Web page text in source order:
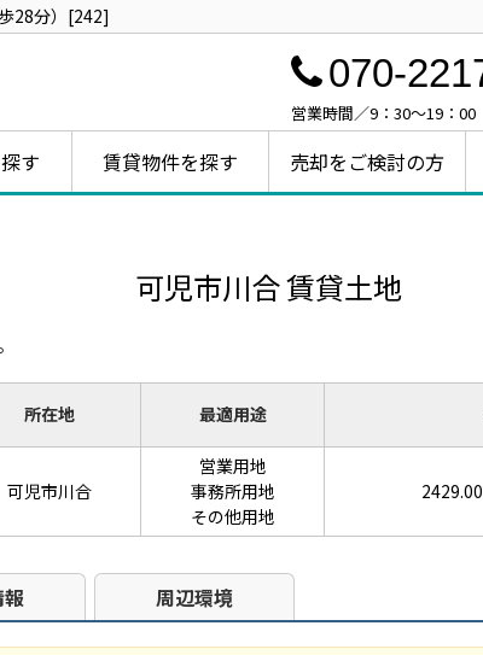
28分）[242]
070-
営業時間／9：30～19：
す 賃貸物件を探す 売却をご検討の方
可児市川合 賃貸土地
所在地 最適用途
可児市川合
営業用地
事務所用地
その他用地
周辺環境